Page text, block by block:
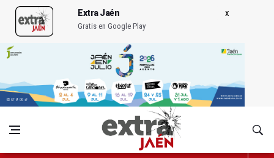
Extra Jaén
Gratis en Google Play